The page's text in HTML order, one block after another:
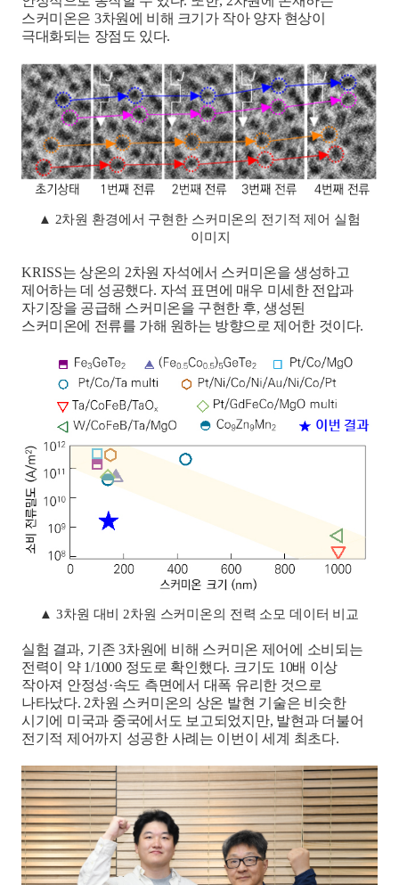
스커미온은 3차원에 비해 크기가 작아 양자 현상이
극대화되는 장점도 있다.
▲ 2차원 환경에서 구현한 스커미온의 전기적 제어 실험
이미지
KRISS는 상온의 2차원 자석에서 스커미온을 생성하고
제어하는 데 성공했다. 자석 표면에 매우 미세한 전압과
자기장을 공급해 스커미온을 구현한 후, 생성된
스커미온에 전류를 가해 원하는 방향으로 제어한 것이다.
▲3차원 대비 2차원 스커미온의 전력 소모 데이터 비교
실험 결과, 기존3차원에 비해 스커미온 제어에 소비되는
전력이 약 1/1000 정도로 확인했다. 크기도 10배 이상
작아져 안정성·속도 측면에서 대폭 유리한 것으로
나타났다. 2차원 스커미온의 상온 발현 기술은 비슷한
시기에 미국과 중국에서도 보고되었지만, 발현과 더불어
전기적 제어까지 성공한 사례는 이번이 세계 최초다.